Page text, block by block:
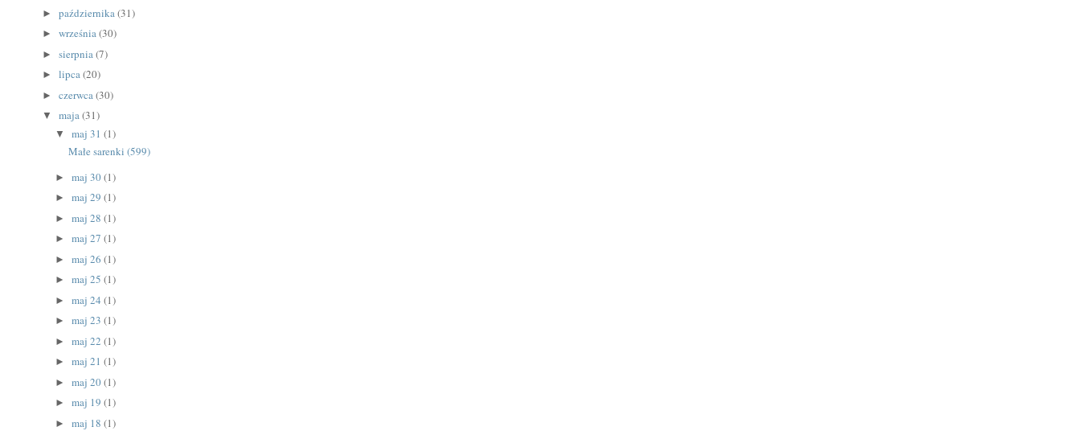
►października(31)
►września(30)
►sierpnia(7)
►lipca(20)
►czerwca(30)
▼maja(31)
▼ maj 31 (1)
Małe sarenki (599)
► maj 30(1)
► maj 29 (1)
► maj 28 (1)
► maj 27 (1)
► maj 26 (1)
► maj 25 (1)
► maj 24 (1)
► maj 23 (1)
► maj 22 (1)
► maj 21 (1)
► maj 20(1)
► maj 19 (1)
► maj 18 (1)